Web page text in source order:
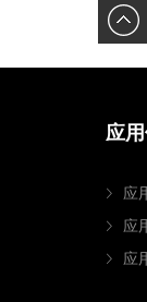
应
应
应
应